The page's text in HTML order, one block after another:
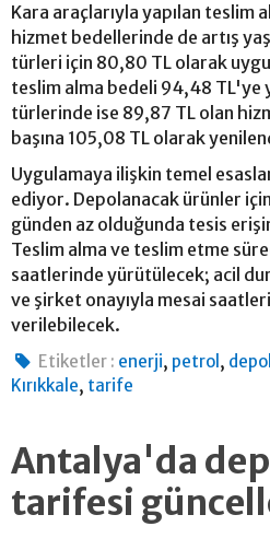
Kara araçlarıyla yapılan teslim
hizmet bedellerinde de artış
türleri için 80,80 TL olarak
teslim alma bedeli 94,48
türlerinde ise 89,87 TL olan
başına 105,08 TL olarak
Uygulamaya ilişkin temel
ediyor. Depolanacak ürünler
günden az olduğunda tesis
Teslim alma ve teslim etme
saatlerinde yürütülecek; acil
ve şirket onayıyla mesai
verilebilecek.
Etiketler : enerji, petrol ,
Kırıkkale, tarife
Antalya'da
tarifesi